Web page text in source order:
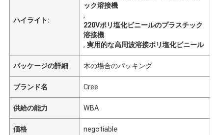
ハイライト:
ック溶接機
,
220Vポリ塩化ビニールのプラスチック
溶接機
,実用的な高周波溶接ポリ塩化ビニール
パッケージの詳細 木の場合のパッキング
ブランド名 Cree
供給の能力 WBA
価格 negotiable